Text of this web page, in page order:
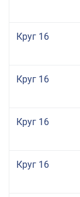
Круг 16
Круг 16
Круг 16
Круг 16